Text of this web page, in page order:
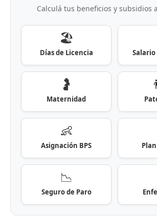
Calculá tus beneficios y subsidios
🏖️
Días de Licencia
🤰
Maternidad
👶
Asignación BPS
📉
Seguro de Paro